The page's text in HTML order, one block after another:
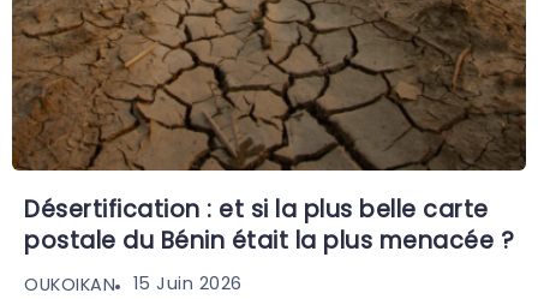
Désertification : et si la plus belle carte
postale du Bénin était la plus menacée ?
OUKOIKAN 15 Juin 2026